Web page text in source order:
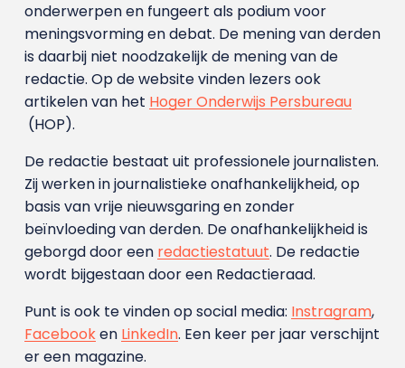
onderwerpen en fungeert als podium voor
meningsvorming en debat. De mening van derden
is daarbij niet noodzakelijk de mening van de
redactie. Op de website vinden lezers ook
artikelen van het Hoger Onderwijs Persbureau
(HOP).
De redactie bestaat uit professionele journalisten.
Zij werken in journalistieke onafhankelijkheid, op
basis van vrije nieuwsgaring en zonder
beïnvloeding van derden. De onafhankelijkheid is
geborgd door een redactiestatuut. De redactie
wordt bijgestaan door een Redactieraad.
Punt is ook te vinden op social media: Instragram,
Facebooken LinkedIn. Een keer per jaar verschijnt
er een magazine.